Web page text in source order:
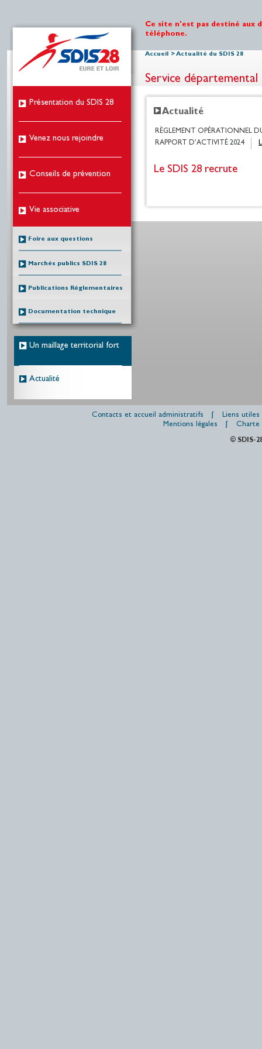
Présentation du SDIS 28
Venez nous rejoindre
Conseils de prévention
Vie associative
Foire aux questions
Marchés publics SDIS 28
Publications Réglementaires
Documentation technique
Un maillage territorial fort
Actualité
Ce site n'est pas destiné aux
téléphone.
Accueil > Actualité du SDIS 28
Service
Actualité
RÈGLEMENT OPÉRATIONNEL
RAPPORT D’ACTIVITÉ 2024
Le SDIS 28 recrute
Contacts et accueil administratifs
Liens utiles
Mentions légales
Charte
© SDIS-